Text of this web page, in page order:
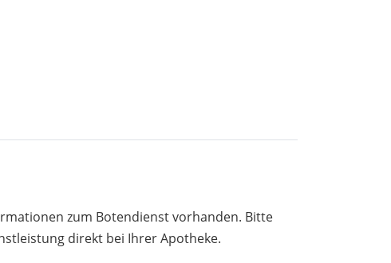
zum Botendienst vorhanden. Bitte
direkt bei Ihrer Apotheke.